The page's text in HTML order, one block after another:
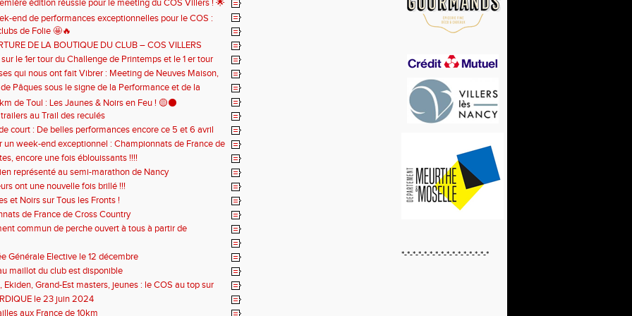
édition réussie pour le meeting du COS Villers ! 🌟
end de performances exceptionnelles pour le COS :
de Printemps, Ultra Trail, 10 km et Trails ! 🌟
de Folie 🤩🔥
DE LA BOUTIQUE DU CLUB – COS VILLERS
🖤💛
le 1er tour du Challenge de Printemps et le 1 er tour
qui nous ont fait Vibrer : Meeting de Neuves Maison,
Thionville , Blainville et Nice !
Pâques sous le signe de la Performance et de la
de Toul : Les Jaunes & Noirs en Feu ! 🟡⚫
au Trail des reculés
court : De belles performances encore ce 5 et 6 avril
un week-end exceptionnel : Championnats de France de
et 10 km de Valenciennes
encore une fois éblouissants !!!!
représenté au semi-marathon de Nancy
ont une nouvelle fois brillé !!!
et Noirs sur Tous les Fronts !
de France de Cross Country
commun de perche ouvert à tous à partir de
Générale Elective le 12 décembre
maillot du club est disponible
Ekiden, Grand-Est masters, jeunes : le COS au top sur
le 23 juin 2024
aux France de 10km
*-*-*-*-*-*-*-*-*-*-*-*-*-*-*-*